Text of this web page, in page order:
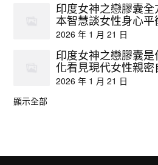
印度女神之戀膠囊
本智慧談女性身心平
2026 年 1 月 21 日
印度女神之戀膠囊
化看見現代女性親
2026 年 1 月 21 日
顯示全部